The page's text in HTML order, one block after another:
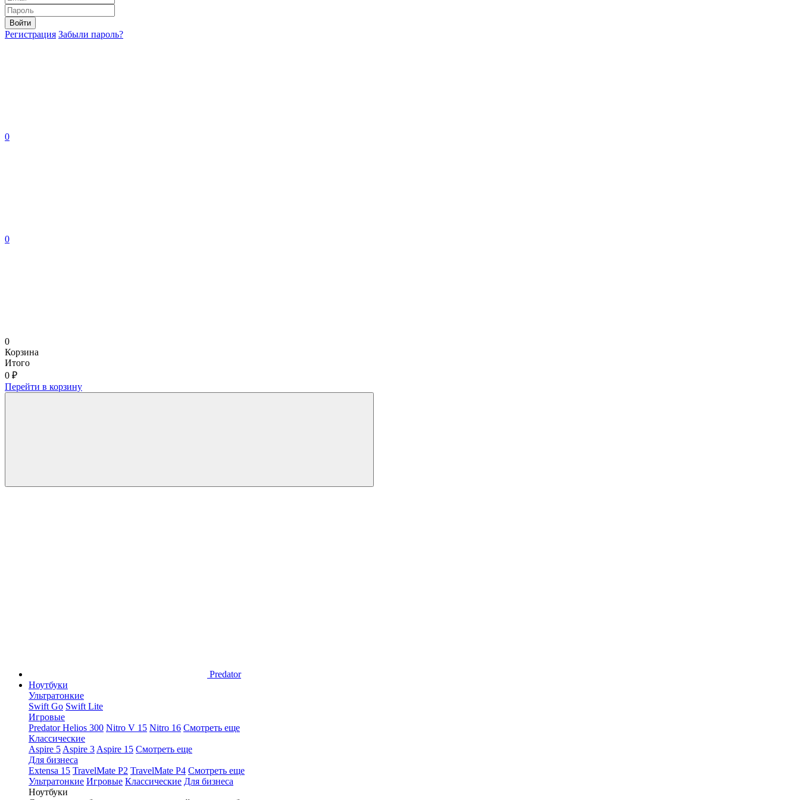
Войти
Регистрация Забыли пароль?
0
0
0
Корзина
Итого
0 ₽
Перейти в корзину
Predator
Ноутбуки
Ультратонкие
Swift Go Swift Lite
Игровые
Predator Helios 300 Nitro V 15 Nitro 16 Смотреть еще
Классические
Aspire 5 Aspire 3 Aspire 15 Смотреть еще
Для бизнеса
Extensa 15 TravelMate P2 TravelMate P4 Смотреть еще
Ультратонкие Игровые Классические Для бизнеса
Ноутбуки